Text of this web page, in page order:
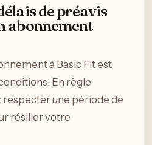
de préavis
abonnement
à Basic Fit est
En règle
respecter une période de
résilier votre